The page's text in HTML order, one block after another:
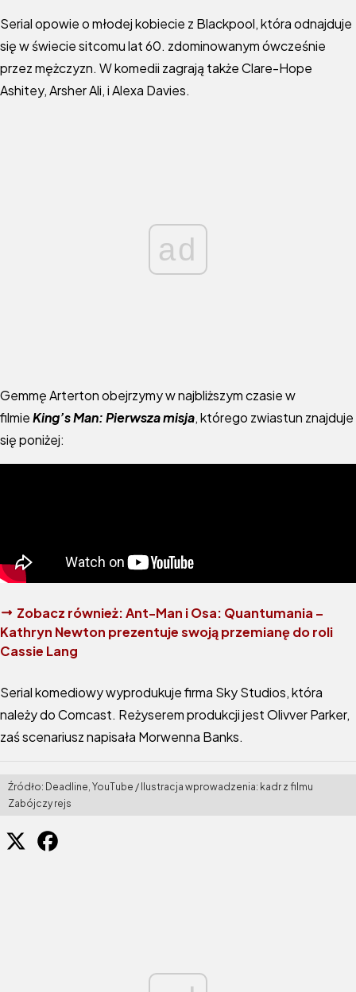
Serial opowie o młodej kobiecie z Blackpool, która odnajduje
się w świecie sitcomu lat 60. zdominowanym ówcześnie
przez mężczyzn. W komedii zagrają także Clare-Hope
Ashitey, Arsher Ali, i Alexa Davies.
ad
Gemmę Arterton obejrzymy w najbliższym czasie w
filmieKing’s Man: Pierwsza misja, którego zwiastun znajduje
się poniżej:
Zobacz również:Ant-Man i Osa: Quantumania –
Kathryn Newton prezentuje swoją przemianę do roli
Cassie Lang
Serial komediowy wyprodukuje firma Sky Studios, która
należy do Comcast. Reżyserem produkcji jest Olivver Parker,
zaś scenariusz napisała Morwenna Banks.
Źródło: Deadline, YouTube / Ilustracja wprowadzenia: kadr z filmu
Zabójczy rejs